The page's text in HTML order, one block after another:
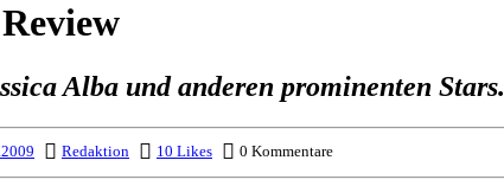
Alba und anderen prominenten Stars.
Redaktion 10 Likes 0 Kommentare